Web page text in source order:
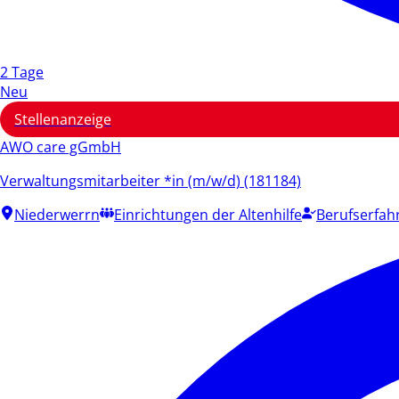
2 Tage
Neu
Stellenanzeige
AWO care gGmbH
Verwaltungsmitarbeiter *in (m/w/d) (181184)
Niederwerrn
Einrichtungen der Altenhilfe